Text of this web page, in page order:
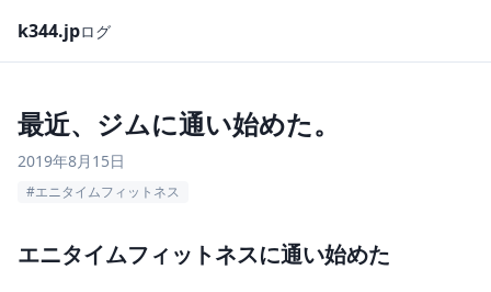
k344.jpログ
最近、ジムに通い始めた。
2019年8月15日
#エニタイムフィットネス
エニタイムフィットネスに通い始めた